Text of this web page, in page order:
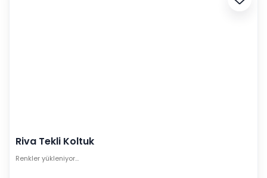
Riva Tekli Koltuk
Renkler yükleniyor…